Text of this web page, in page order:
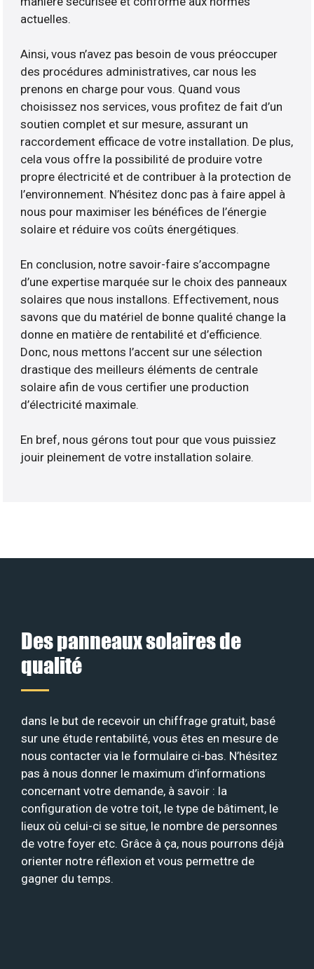
actuelles.
Ainsi, vous n’avez pas besoin de vous préoccuper
des procédures administratives, car nous les
prenons en charge pour vous. Quand vous
choisissez nos services, vous profitez de fait d’un
soutien complet et sur mesure, assurant un
raccordement efficace de votre installation. De plus,
cela vous offre la possibilité de produire votre
propre électricité et de contribuer à la protection de
l’environnement. N’hésitez donc pas à faire appel à
nous pour maximiser les bénéfices de l’énergie
solaire et réduire vos coûts énergétiques.
En conclusion, notre savoir-faire s’accompagne
d’une expertise marquée sur le choix des panneaux
solaires que nous installons. Effectivement, nous
savons que du matériel de bonne qualité change la
donne en matière de rentabilité et d’efficience.
Donc, nous mettons l’accent sur une sélection
drastique des meilleurs éléments de centrale
solaire afin de vous certifier une production
d’électricité maximale.
En bref, nous gérons tout pour que vous puissiez
jouir pleinement de votre installation solaire.
Des panneaux solaires de
qualité
dans le but de recevoir un chiffrage gratuit, basé
sur une étude rentabilité, vous êtes en mesure de
nous contacter via le formulaire ci-bas. N’hésitez
pas à nous donner le maximum d’informations
concernant votre demande, à savoir : la
configuration de votre toit, le type de bâtiment, le
lieux où celui-ci se situe, le nombre de personnes
de votre foyer etc. Grâce à ça, nous pourrons déjà
orienter notre réflexion et vous permettre de
gagner du temps.